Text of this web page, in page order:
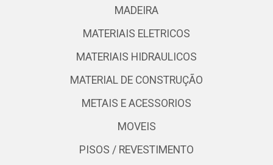
MADEIRA
MATERIAIS ELETRICOS
MATERIAIS HIDRAULICOS
MATERIAL DE CONSTRUÇÃO
METAIS E ACESSORIOS
MOVEIS
PISOS / REVESTIMENTO